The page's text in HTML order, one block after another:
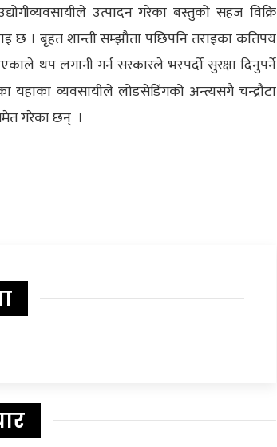
उत्पादन गरेका बस्तुको सहज विक्रि
छ । बृहत शान्ती सम्झौता पछिपनि तराइका कतिपय
थप लगानी गर्न सरकारले भरपर्दो सुरक्षा दिनुपर्ने
व्यवसायीले लोडसेडिंगको अन्त्यसंगै चन्द्रौटा
गरेका छन् ।